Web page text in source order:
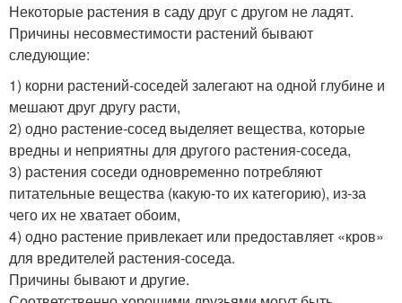
Некоторые растения в саду друг с другом не ладят.
Причины несовместимости растений бывают
следующие:
1) корни растений-соседей залегают на одной глубине и
мешают друг другу расти,
2) одно растение-сосед выделяет вещества, которые
вредны и неприятны для другого растения-соседа,
3) растения соседи одновременно потребляют
питательные вещества (какую-то их категорию), из-за
чего их не хватает обоим,
4) одно растение привлекает или предоставляет «кров»
для вредителей растения-соседа.
Причины бывают и другие.